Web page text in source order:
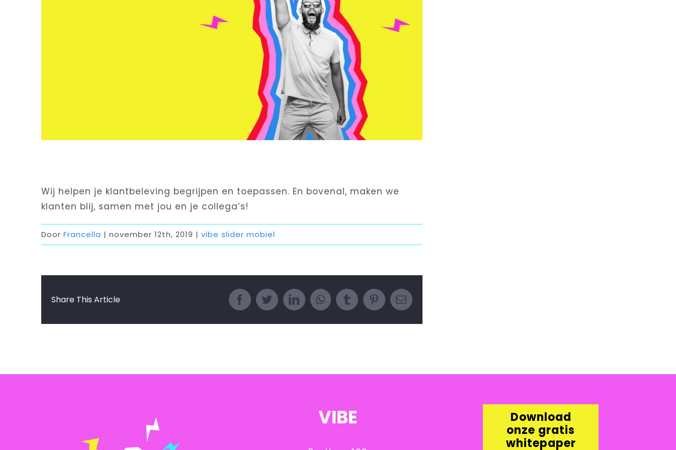
Wij helpen je klantbeleving begrijpen en toepassen. En bovenal, maken we
klanten blij, samen met jou en je collega’s!
Door Francella | november 12th, 2019 | vibe slider mobiel
Share This Article Facebook
TwitterLinkedInWhatsApp
TumblrPinterest
E-
VIBE
Download
onze gratis
whitepaper